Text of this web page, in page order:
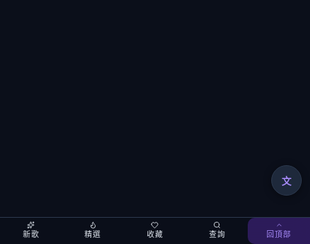
新歌 精選 收藏 查詢 回頂部
文